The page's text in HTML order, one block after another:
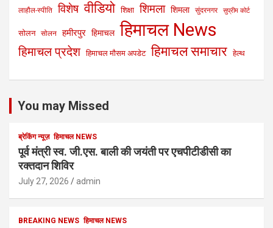
लाहौल-स्पीति विशेष वीडियो शिक्षा शिमला शिमला सुंदरनगर सुप्रीम कोर्ट
सोलन सोलन हमीरपुर हिमाचल हिमाचल News
हिमाचल प्रदेश हिमाचल मौसम अपडेट हिमाचल समाचार हेल्थ
You may Missed
ब्रेकिंग न्यूज़ हिमाचल NEWS
पूर्व मंत्री स्व. जी.एस. बाली की जयंती पर एचपीटीडीसी का
रक्तदान शिविर
July 27, 2026 admin
BREAKING NEWS हिमाचल NEWS